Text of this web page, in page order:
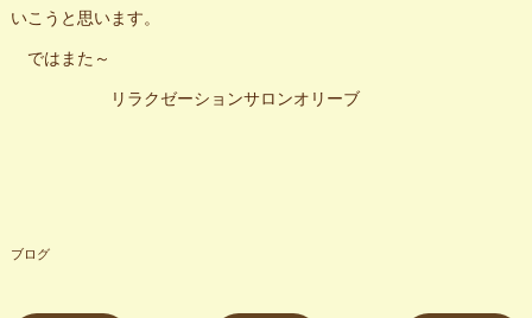
いこうと思います。
ではまた～
リラクゼーションサロンオリーブ
ブログ